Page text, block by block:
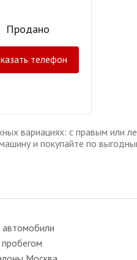
Продано
телефон
вариациях: с правым или
и покупайте по